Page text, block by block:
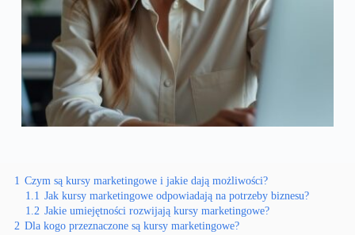
1 Czym są kursy marketingowe i jakie dają możliwości?
1.1 Jak kursy marketingowe odpowiadają na potrzeby biznesu?
1.2 Jakie umiejętności rozwijają kursy marketingowe?
2 Dla kogo przeznaczone są kursy marketingowe?